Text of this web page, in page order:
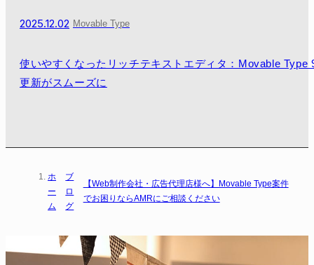
2025.12.02 Movable Type
使いやすくなったリッチテキストエディタ：Movable Type
更新がスムーズに
ホ
ー
ム
ブ
ロ
グ
【Web制作会社・広告代理店様へ】Movable Type案件
でお困りならAMRにご相談ください